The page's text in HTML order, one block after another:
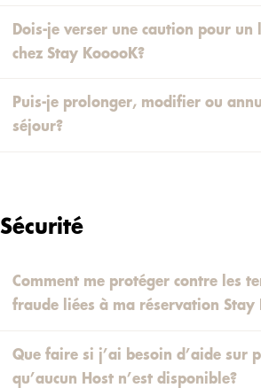
Dois-je verser une caution pour un
chez Stay KooooK?
Puis-je prolonger, modifier ou
séjour?
Sécurité
Comment me protéger contre les
fraude liées à ma réservation Stay
Que faire si j’ai besoin d’aide sur
qu’aucun Host n’est disponible?